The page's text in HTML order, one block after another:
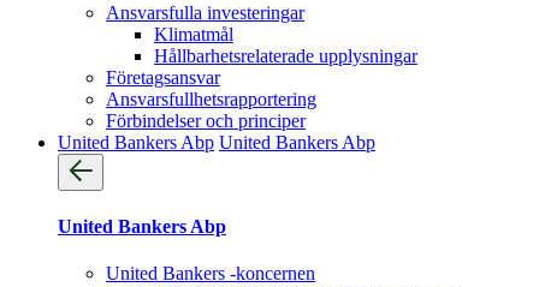
Ansvarsfulla investeringar
Klimatmål
Hållbarhetsrelaterade upplysningar
Företagsansvar
Ansvarsfullhets­rapportering
Förbindelser och principer
United Bankers Abp United Bankers Abp
United Bankers Abp
United Bankers -koncernen